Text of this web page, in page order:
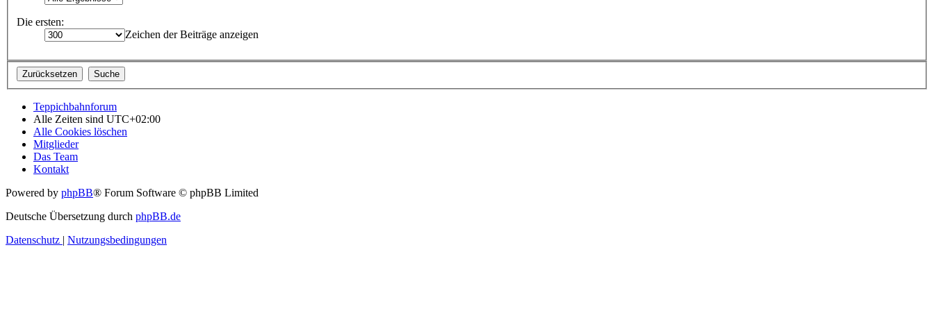
Die ersten:
Zeichen der Beiträge anzeigen
Teppichbahnforum
Alle Zeiten sind UTC+02:00
Alle Cookies löschen
Mitglieder
Das Team
Kontakt
Powered by phpBB® Forum Software © phpBB Limited
Deutsche Übersetzung durch phpBB.de
Datenschutz | Nutzungsbedingungen